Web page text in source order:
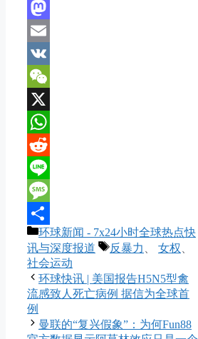
Facebook
Mastodon
Email
VK
WeChat
X
WhatsApp
Reddit
Line
Message
分
享
分
类
环球新闻 - 7x24小时全球热点快
讯与深度报道
标
反暴力 女权
社会运动
环球快讯 | 美国报告H5N5型禽
流感致人死亡病例 据信为全球首
例
曼联的“复兴假象”：为何Fun88